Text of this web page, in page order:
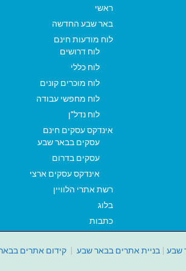
ראשי
באר שבע החדשה
לוח מודעות חינם
לוח דרושים
לוח כללי
לוח מוכרים קונים
לוח מחפשי עבודה
לוח נדל"ן
אינדקס עסקים חינם
עסקים בבאר שבע
עסקים בדרום
אינדקס עסקים ארצי
רשת אתרי הלוויין
בלוג
כתבות
שבע |בניית אתרים בבאר שבע |קידום אתרים